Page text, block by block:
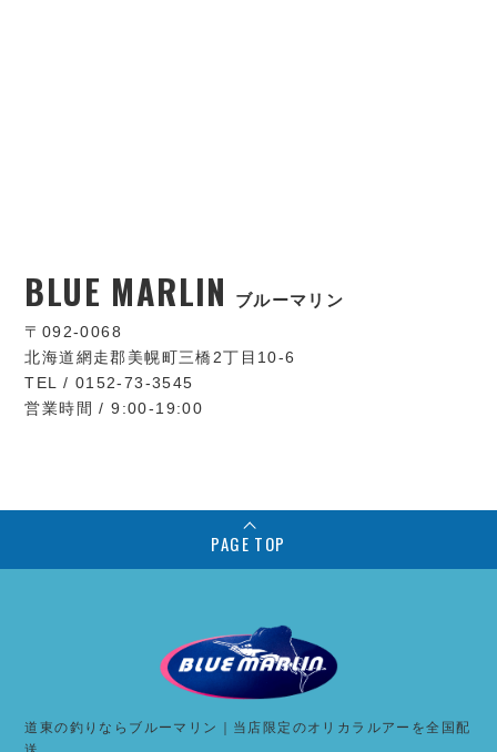
BLUE MARLIN ブルーマリン
〒092-0068
北海道網走郡美幌町三橋2丁目10-6
TEL / 0152-73-3545
営業時間 / 9:00-19:00
PAGE TOP
道東の釣りならブルーマリン｜当店限定のオリカラルアーを全国配